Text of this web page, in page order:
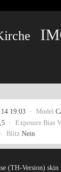
19:03 · Model
· Exposure Bias
BlitzNein
(TH-Version) skin